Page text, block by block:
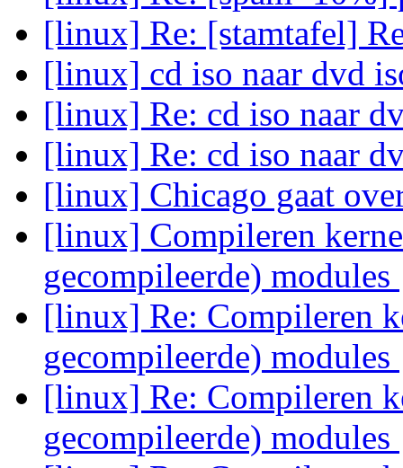
[linux] Re: [stamtafel]
[linux] cd iso naar dvd
[linux] Re: cd iso naar
[linux] Re: cd iso naar
[linux] Chicago gaat
[linux] Compileren
gecompileerde) modules
[linux] Re: Compileren
gecompileerde) modules
[linux] Re: Compileren
gecompileerde) modules